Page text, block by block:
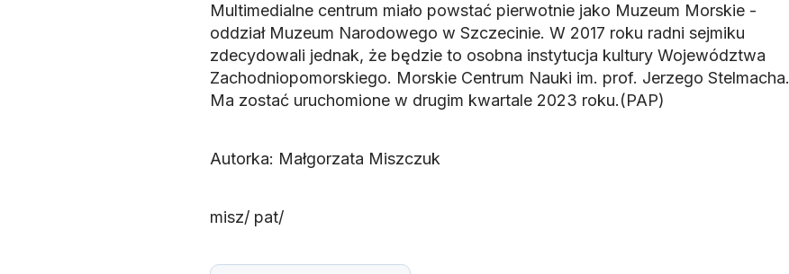
Multimedialne centrum miało powstać pierwotnie jako Muzeum Morskie -
oddział Muzeum Narodowego w Szczecinie. W 2017 roku radni sejmiku
zdecydowali jednak, że będzie to osobna instytucja kultury Województwa
Zachodniopomorskiego. Morskie Centrum Nauki im. prof. Jerzego Stelmacha.
Ma zostać uruchomione w drugim kwartale 2023 roku.(PAP)
Autorka: Małgorzata Miszczuk
misz/ pat/